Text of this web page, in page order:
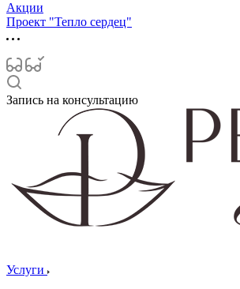
Акции
Проект "Тепло сердец"
Запись на консультацию
Услуги